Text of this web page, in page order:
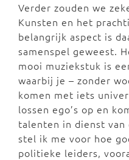
Verder zouden we
Kunsten en het
belangrijk aspect is
samenspel geweest.
mooi muziekstuk is
waarbij je – zonder
komen met iets
lossen ego’s op en
talenten in dienst van
stel ik me voor hoe
politieke leiders,